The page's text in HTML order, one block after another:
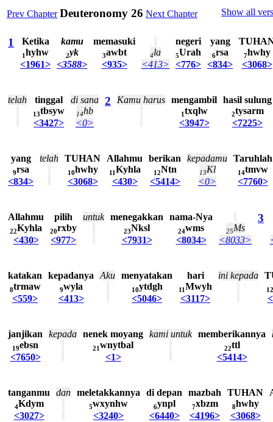
Prev Chapter Deuteronomy 26 Next Chapter Show all
1 Ketika
1hyhw
<1961>
kamu
2yk
<3588>
memasuki
3awbt
<935>
4la
<413>
negeri
5Urah
<776>
yang
6rsa
<834>
7hwhy
<3068>
telah tinggal
13tbsyw
<3427>
di sana
14hb
<0>
2 Kamu harus mengambil
1txqlw
<3947>
hasil sulung
2tysarm
<7225>
yang
9rsa
<834>
telah TUHAN
10hwhy
<3068>
Allahmu
11Kyhla
<430>
berikan
12Ntn
<5414>
kepadamu
13Kl
<0>
Taruhlah
14tmvw
<7760>
Allahmu
22Kyhla
<430>
pilih
20rxby
<977>
untuk menegakkan
23Nksl
<7931>
nama-Nya
24wms
<8034>
25Ms
<8033>
3
katakan
8trmaw
<559>
kepadanya
9wyla
<413>
Aku menyatakan
10ytdgh
<5046>
hari
11Mwyh
<3117>
ini kepada
12
janjikan
19ebsn
<7650>
kepada nenek moyang
21wnytbal
<1>
kami untuk memberikannya
22ttl
<5414>
tanganmu
4Kdym
<3027>
dan meletakkannya
5wxynhw
<3240>
di depan
6ynpl
<6440>
mazbah
7xbzm
<4196>
TUHAN
8hwhy
<3068>